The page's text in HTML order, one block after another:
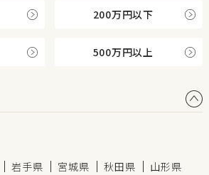
200万円以下
500万円以上
岩手県 宮城県 秋田県
山形県